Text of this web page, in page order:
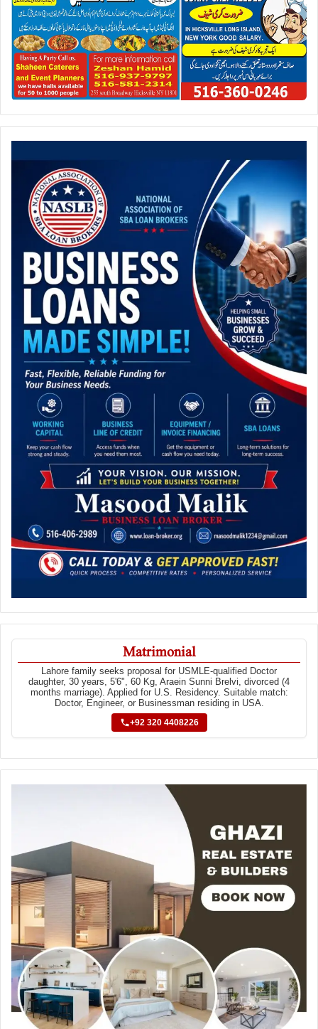
Matrimonial
Lahore family seeks proposal for USMLE-qualified Doctor
daughter, 30 years, 5'6", 60 Kg, Araein Sunni Brelvi, divorced (4
months marriage). Applied for U.S. Residency. Suitable match:
Doctor, Engineer, or Businessman residing in USA.
+92 320 4408226